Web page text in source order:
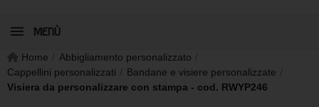
MENÙ
Home
Abbigliamento personalizzato
Cappellini personalizzati
Bandane e visiere personalizzate
Visiera da personalizzare con stampa - cod. RWYP246